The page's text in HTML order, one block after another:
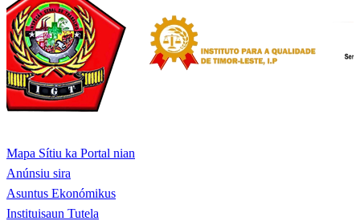
Mapa Sítiu ka Portal nian
Anúnsiu sira
Asuntus Ekonómikus
Instituisaun Tutela